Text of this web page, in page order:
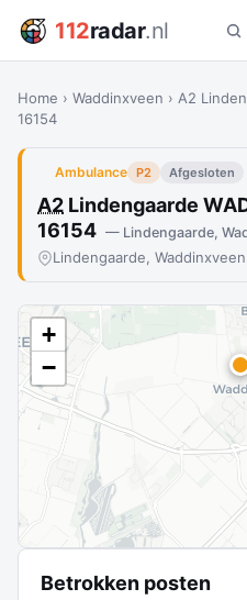
112radar.nl
Home › Waddinxveen › A2
16154
Ambulance P2 Afgesloten
A2 Lindengaarde
16154 — Lindengaarde,
Lindengaarde, Waddinxveen
+
−
Betrokken posten